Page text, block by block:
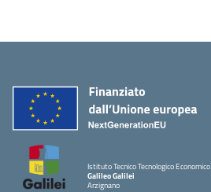
Istituto Tecnico Tecnologico Economico
Galileo Galilei
Arzignano